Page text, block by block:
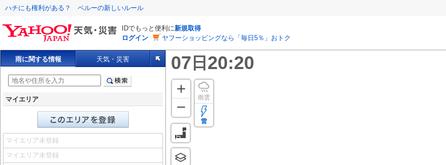
ハチにも権利がある？ ペルーの新しいルール
IDでもっと便利に新規取得
ログイン
ヤフーショッピングなら「毎日5％」おトク
雨に関する情報 天気・災害
マイエリア
マイエリア未登録
マイエリア未登録
雨雲
雷
07 日 20:20